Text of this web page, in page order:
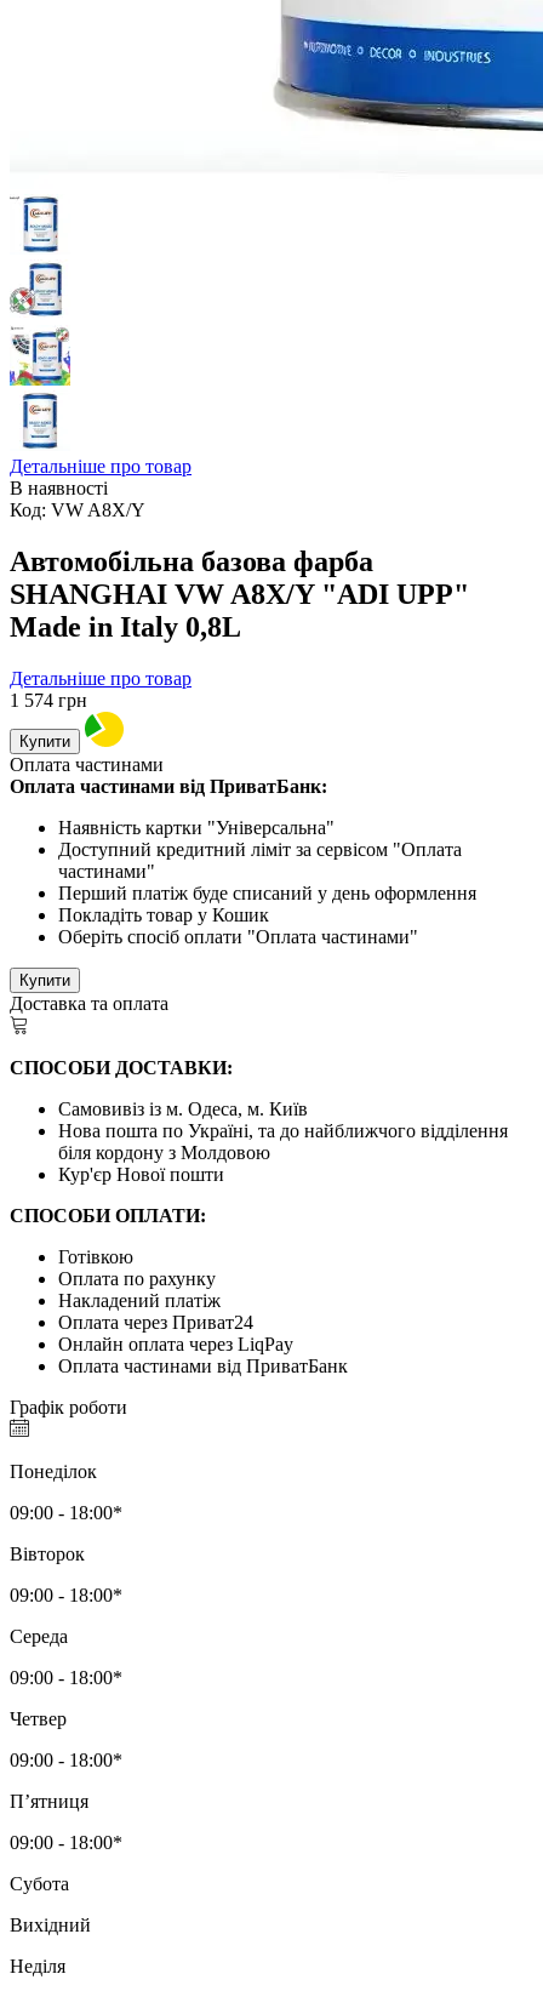
Детальніше про товар
В наявності
Код: VW A8X/Y
Автомобільна базова фарба
SHANGHAI VW A8X/Y "ADI UPP"
Made in Italy 0,8L
Детальніше про товар
1 574 грн
Купити
Оплата частинами
Оплата частинами від ПриватБанк:
Наявність картки "Універсальна"
Доступний кредитний ліміт за сервісом "Оплата
частинами"
Перший платіж буде списаний у день оформлення
Покладіть товар у Кошик
Оберіть спосіб оплати "Оплата частинами"
Купити
Доставка та оплата
СПОСОБИ ДОСТАВКИ:
Самовивіз із м. Одеса, м. Київ
Нова пошта по Україні, та до найближчого відділення
біля кордону з Молдовою
Кур'єр Нової пошти
СПОСОБИ ОПЛАТИ:
Готівкою
Оплата по рахунку
Накладений платіж
Оплата через Приват24
Онлайн оплата через LiqPay
Оплата частинами від ПриватБанк
Графік роботи
Понеділок
09:00 - 18:00*
Вівторок
09:00 - 18:00*
Середа
09:00 - 18:00*
Четвер
09:00 - 18:00*
Пʼятниця
09:00 - 18:00*
Субота
Вихідний
Неділя